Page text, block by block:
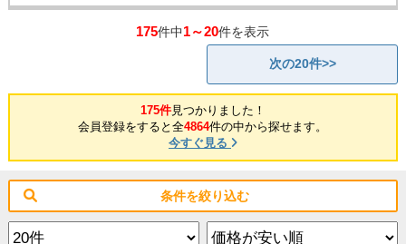
175件中1～20件を表示
次の20件>>
175件見つかりました！
会員登録をすると全4864件の中から探せます。
今すぐ見る
条件を絞り込む